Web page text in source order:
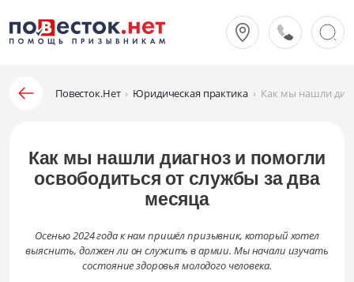
Повесток.Нет › Юридическая практика › Как мы нашли
Как мы нашли диагноз и помогли
освободиться от службы за два
месяца
Осенью 2024 года к нам пришёл призывник, который хотел
выяснить, должен ли он служить в армии. Мы начали изучать
состояние здоровья молодого человека.